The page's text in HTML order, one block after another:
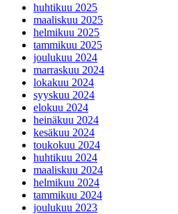
huhtikuu 2025
maaliskuu 2025
helmikuu 2025
tammikuu 2025
joulukuu 2024
marraskuu 2024
lokakuu 2024
syyskuu 2024
elokuu 2024
heinäkuu 2024
kesäkuu 2024
toukokuu 2024
huhtikuu 2024
maaliskuu 2024
helmikuu 2024
tammikuu 2024
joulukuu 2023